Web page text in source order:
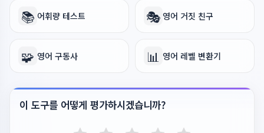
📚 어휘량 테스트 🎭 영어 거짓 친구
🧩 영어 구동사 📊 영어 레벨 변환기
이 도구를 어떻게 평가하시겠습니까?